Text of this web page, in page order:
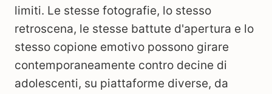
limiti. Le stesse fotografie, lo stesso
retroscena, le stesse battute d'apertura e lo
stesso copione emotivo possono girare
contemporaneamente contro decine di
adolescenti, su piattaforme diverse, da